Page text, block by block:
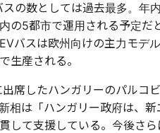
の数としては過去最多。年
の5都市で運用される予定だ
バスは欧州向けの主力モデル
生産される。
席したハンガリーのパルコビ
相は「ハンガリー政府は、新
して支援している。今後さら